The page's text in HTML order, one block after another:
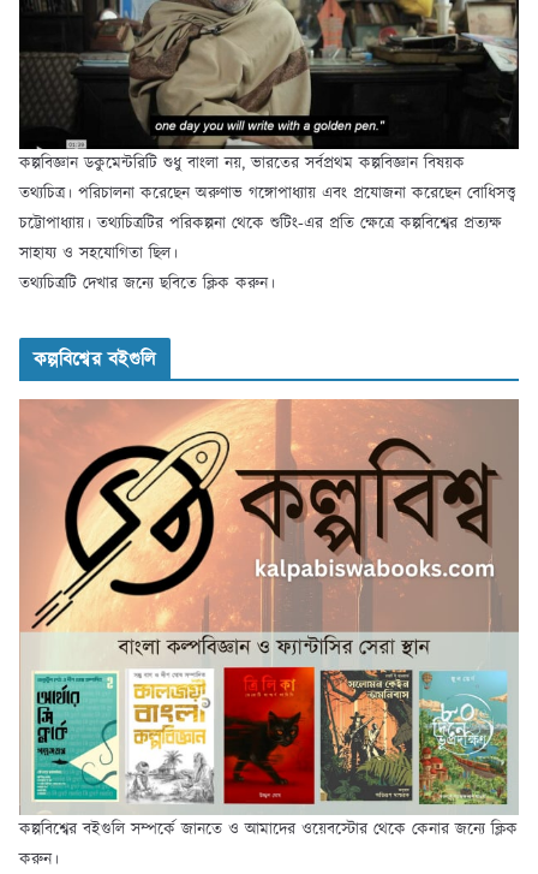
কল্পবিজ্ঞান ডকুমেন্টরিটি শুধু বাংলা নয়, ভারতের সর্বপ্রথম কল্পবিজ্ঞান বিষয়ক
তথ্যচিত্র। পরিচালনা করেছেন অরুণাভ গঙ্গোপাধ্যায় এবং প্রযোজনা করেছেন বোধিসত্ত্ব
চট্টোপাধ্যায়। তথ্যচিত্রটির পরিকল্পনা থেকে শুটিং-এর প্রতি ক্ষেত্রে কল্পবিশ্বের প্রত্যক্ষ
সাহায্য ও সহযোগিতা ছিল।
তথ্যচিত্রটি দেখার জন্যে ছবিতে ক্লিক করুন।
কল্পবিশ্বের বইগুলি
কল্পবিশ্বের বইগুলি সম্পর্কে জানতে ও আমাদের ওয়েবস্টোর থেকে কেনার জন্যে ক্লিক
করুন।